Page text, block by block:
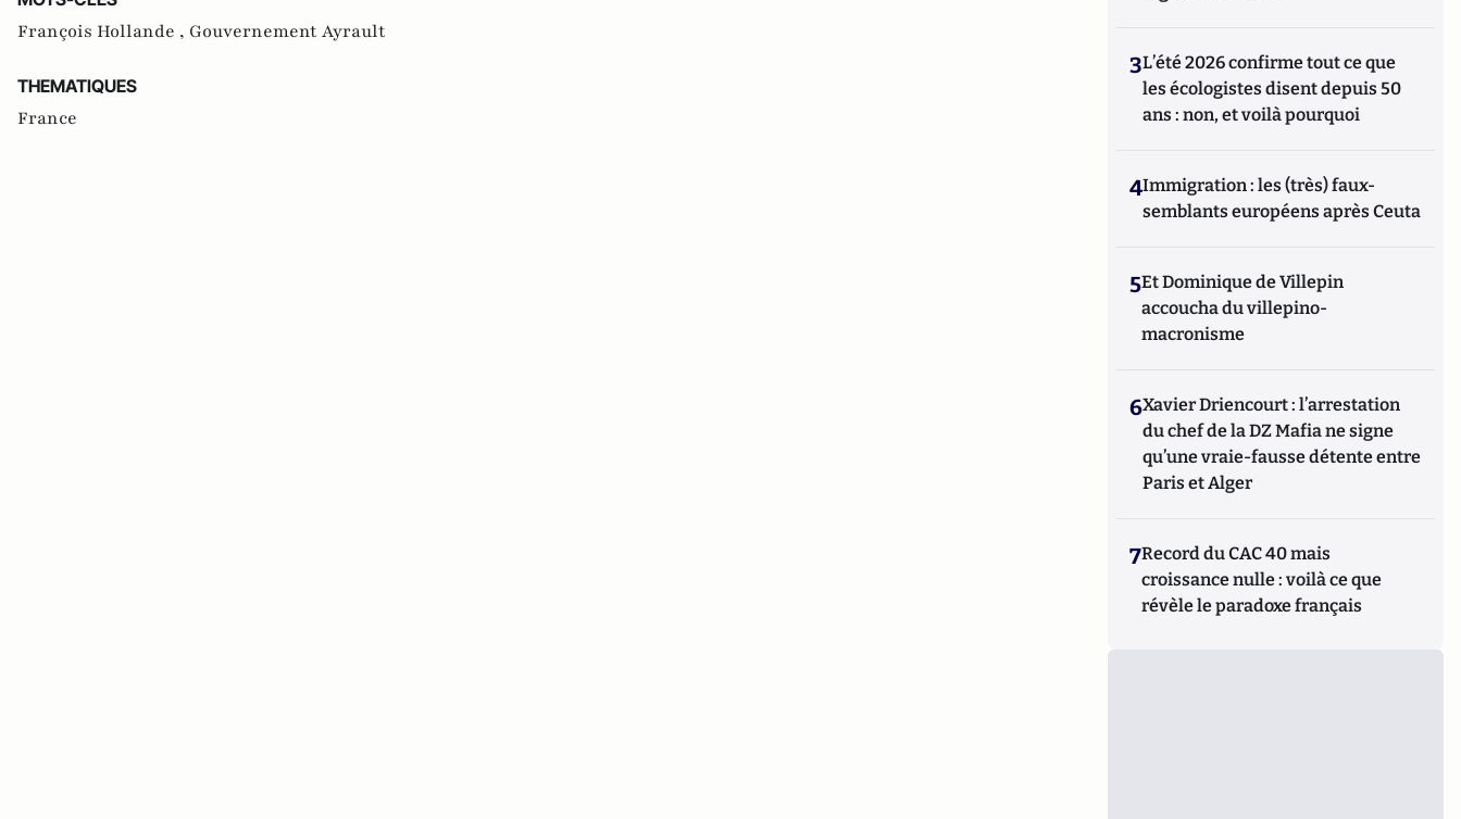
François Hollande , Gouvernement Ayrault
THEMATIQUES
France
3L’été 2026 confirme tout ce que
les écologistes disent depuis 50
ans : non, et voilà pourquoi
4Immigration : les (très) faux-
semblants européens après Ceuta
5Et Dominique de Villepin
accoucha du villepino-
macronisme
6Xavier Driencourt : l’arrestation
du chef de la DZ Mafia ne signe
qu’une vraie-fausse détente entre
Paris et Alger
7Record du CAC 40 mais
croissance nulle : voilà ce que
révèle le paradoxe français